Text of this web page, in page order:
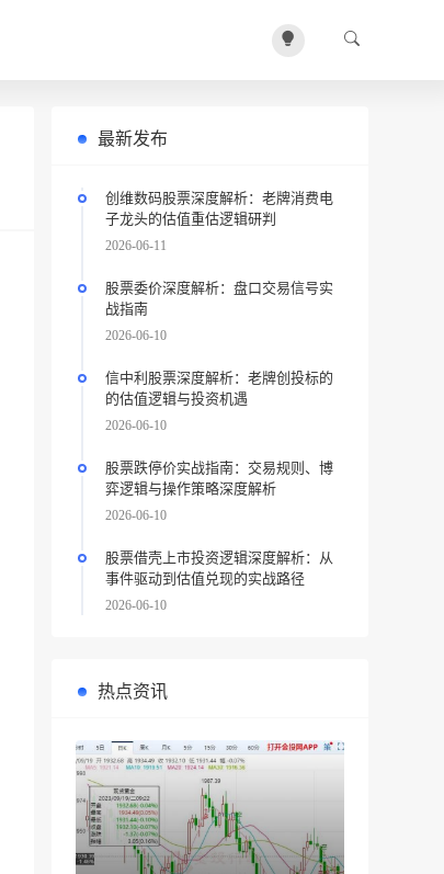
最新发布
创维数码股票深度解析：老牌消费电
子龙头的估值重估逻辑研判
2026-06-11
股票委价深度解析：盘口交易信号实
战指南
2026-06-10
信中利股票深度解析：老牌创投标的
的估值逻辑与投资机遇
2026-06-10
股票跌停价实战指南：交易规则、博
弈逻辑与操作策略深度解析
2026-06-10
股票借壳上市投资逻辑深度解析：从
事件驱动到估值兑现的实战路径
2026-06-10
热点资讯